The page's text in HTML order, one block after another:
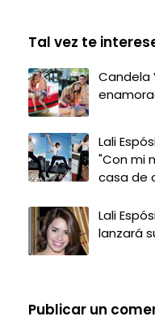
Tal vez te
Candela
Lali
"Con mi
casa de
Lali
lanzará
Publicar un